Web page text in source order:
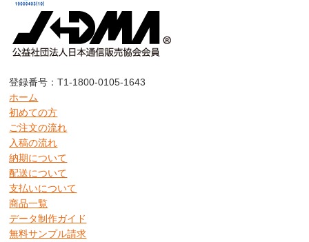
登録番号：T1-1800-0105-1643
ホーム
初めての方
ご注文の流れ
入稿の流れ
納期について
配送について
支払いについて
商品一覧
データ制作ガイド
無料サンプル請求